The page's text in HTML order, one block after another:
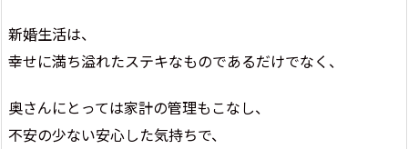
新婚生活は、
幸せに満ち溢れたステキなものであるだけでなく、
奥さんにとっては家計の管理もこなし、
不安の少ない安心した気持ちで、